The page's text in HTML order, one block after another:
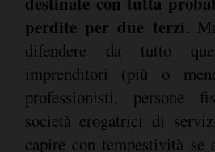
perdite per due terzi.
difendere da tutto
imprenditori (più o
professionisti, persone
società erogatrici di
capire con tempestività se